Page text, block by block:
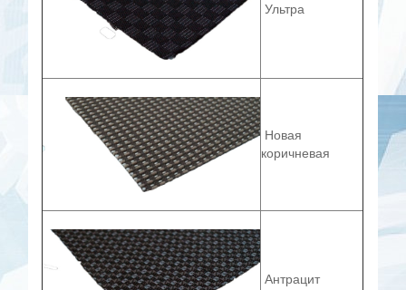
Ультра
Новая
коричневая
Антрацит